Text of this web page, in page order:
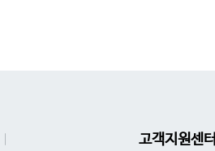
고객지원센터